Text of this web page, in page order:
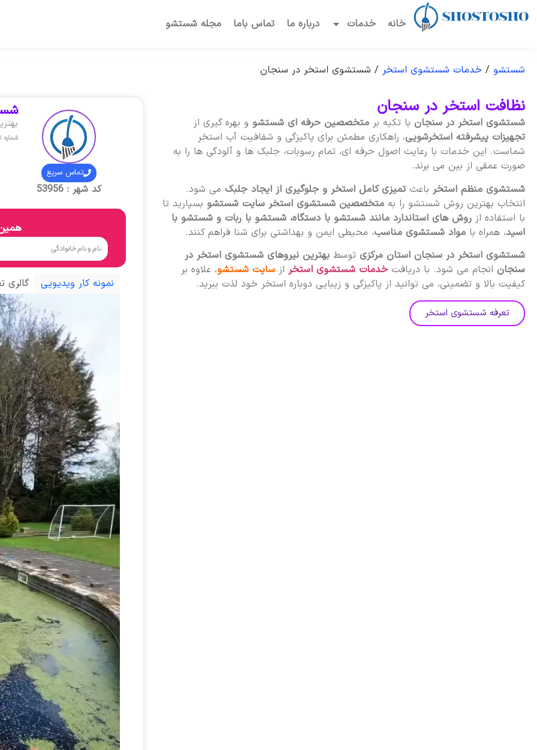
خانه خدمات درباره ما تماس باما مجله شستشو
شستشو / خدمات شستشوی استخر / شستشوی استخر در سنجان
نظافت استخر در سنجان
شستشوی استخر در سنجان با تکیه بر متخصصین حرفه ای شستشو و بهره گیری از
تجهیزات پیشرفته استخرشویی، راهکاری مطمئن برای پاکیزگی و شفافیت آب استخر
شماست. این خدمات با رعایت اصول حرفه ای، تمام رسوبات، جلبک ها و آلودگی ها را به
صورت عمقی از بین می برند.
شستشوی منظم استخر باعث تمیزی کامل استخر و جلوگیری از ایجاد جلبک می شود.
انتخاب بهترین روش شستشو را به متخصصین شستشوی استخر سایت شستشو بسپارید تا
با استفاده از روش های استاندارد مانند شستشو با دستگاه، شستشو با ربات و شستشو با
اسید، همراه با مواد شستشوی مناسب، محیطی ایمن و بهداشتی برای شنا فراهم کنند.
شستشوی استخر در سنجان استان مرکزی توسط بهترین نیروهای شستشوی استخر در
سنجان انجام می شود. با دریافت خدمات شستشوی استخر از سایت شستشو، علاوه بر
کیفیت بالا و تضمینی، می توانید از پاکیزگی و زیبایی دوباره استخر خود لذت ببرید.
تعرفه شستشوی استخر
تماس سریع
کد شهر : 53956
شماره
نمونه کار ویدیویی گالری